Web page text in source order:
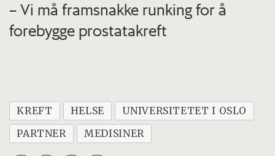
– Vi må framsnakke runking for å
forebygge prostatakreft
KREFT HELSE
UNIVERSITETET I OSLO
PARTNER
MEDISINER